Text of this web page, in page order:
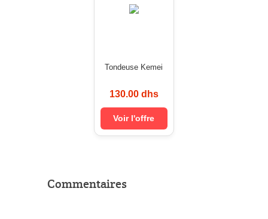
Tondeuse Kemei
130.00 dhs
Voir l'offre
Commentaires